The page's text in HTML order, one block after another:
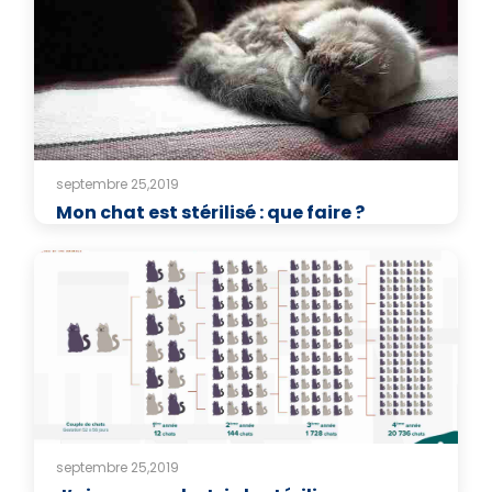
septembre 25,2019
Mon chat est stérilisé : que faire ?
septembre 25,2019